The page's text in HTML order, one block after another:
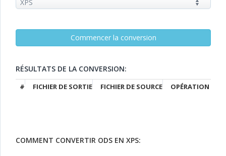
RÉSULTATS DE LA CONVERSION:
# FICHIER DE SORTIE FICHIER DE SOURCE OPÉRATION
COMMENT CONVERTIR ODS EN XPS: